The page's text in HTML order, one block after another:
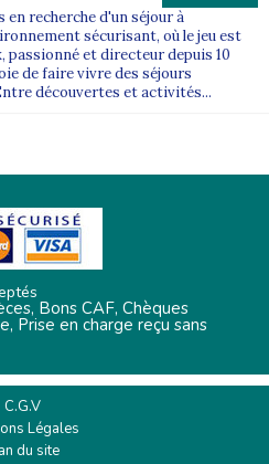
en recherche d'un séjour à
sécurisant, où le jeu est
et directeur depuis 10
de faire vivre des séjours
découvertes et activités...
Bons CAF, Chèques
Prise en charge reçu sans
C.G.V
Légales
du site